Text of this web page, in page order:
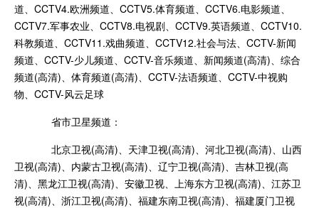
道、CCTV4.欧洲频道、CCTV5.体育频道、CCTV6.电影频道、
CCTV7.军事农业、CCTV8.电视剧、CCTV9.英语频道、CCTV10.
科教频道、CCTV11.戏曲频道、CCTV12.社会与法、CCTV-新闻
频道、CCTV-少儿频道、CCTV-音乐频道、新闻频道(高清)、综合
频道(高清)、体育频道(高清)、CCTV-法语频道、CCTV-中视购
物、CCTV-风云足球
省市卫星频道：
北京卫视(高清)、天津卫视(高清)、河北卫视(高清)、山西
卫视(高清)、内蒙古卫视(高清)、辽宁卫视(高清)、吉林卫视(高
清)、黑龙江卫视(高清)、安徽卫视、上海东方卫视(高清)、江苏卫
视(高清)、浙江卫视(高清)、福建东南卫视(高清)、福建厦门卫视